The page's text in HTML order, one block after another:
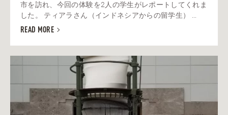
市を訪れ、今回の体験を2人の学生がレポートしてくれま
した。 ティアラさん（インドネシアからの留学生） ...
READ MORE